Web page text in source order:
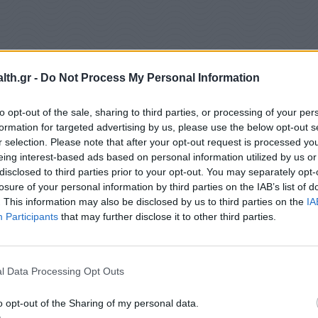
- Do Not Process My Personal Information
opt-out of the sale, sharing to third parties, or processing of your
for targeted advertising by us, please use the below opt-out
selection. Please note that after your opt-out request is processed
interest-based ads based on personal information utilized by us
to third parties prior to your opt-out. You may separately
of your personal information by third parties on the IAB’s list of
This information may also be disclosed by us to third parties on the
Participants that may further disclose it to other third parties.
Data Processing Opt Outs
opt-out of the Sharing of my personal data.
της συνταγογράφησης αλλά αντιθέτως,
των παραπεμπτικών για τις εν λόγω εξετάσεις
να εξετάζει και να επεξεργάζεται όλες τις
κάλυψη των αναγκών των
πόρων του.